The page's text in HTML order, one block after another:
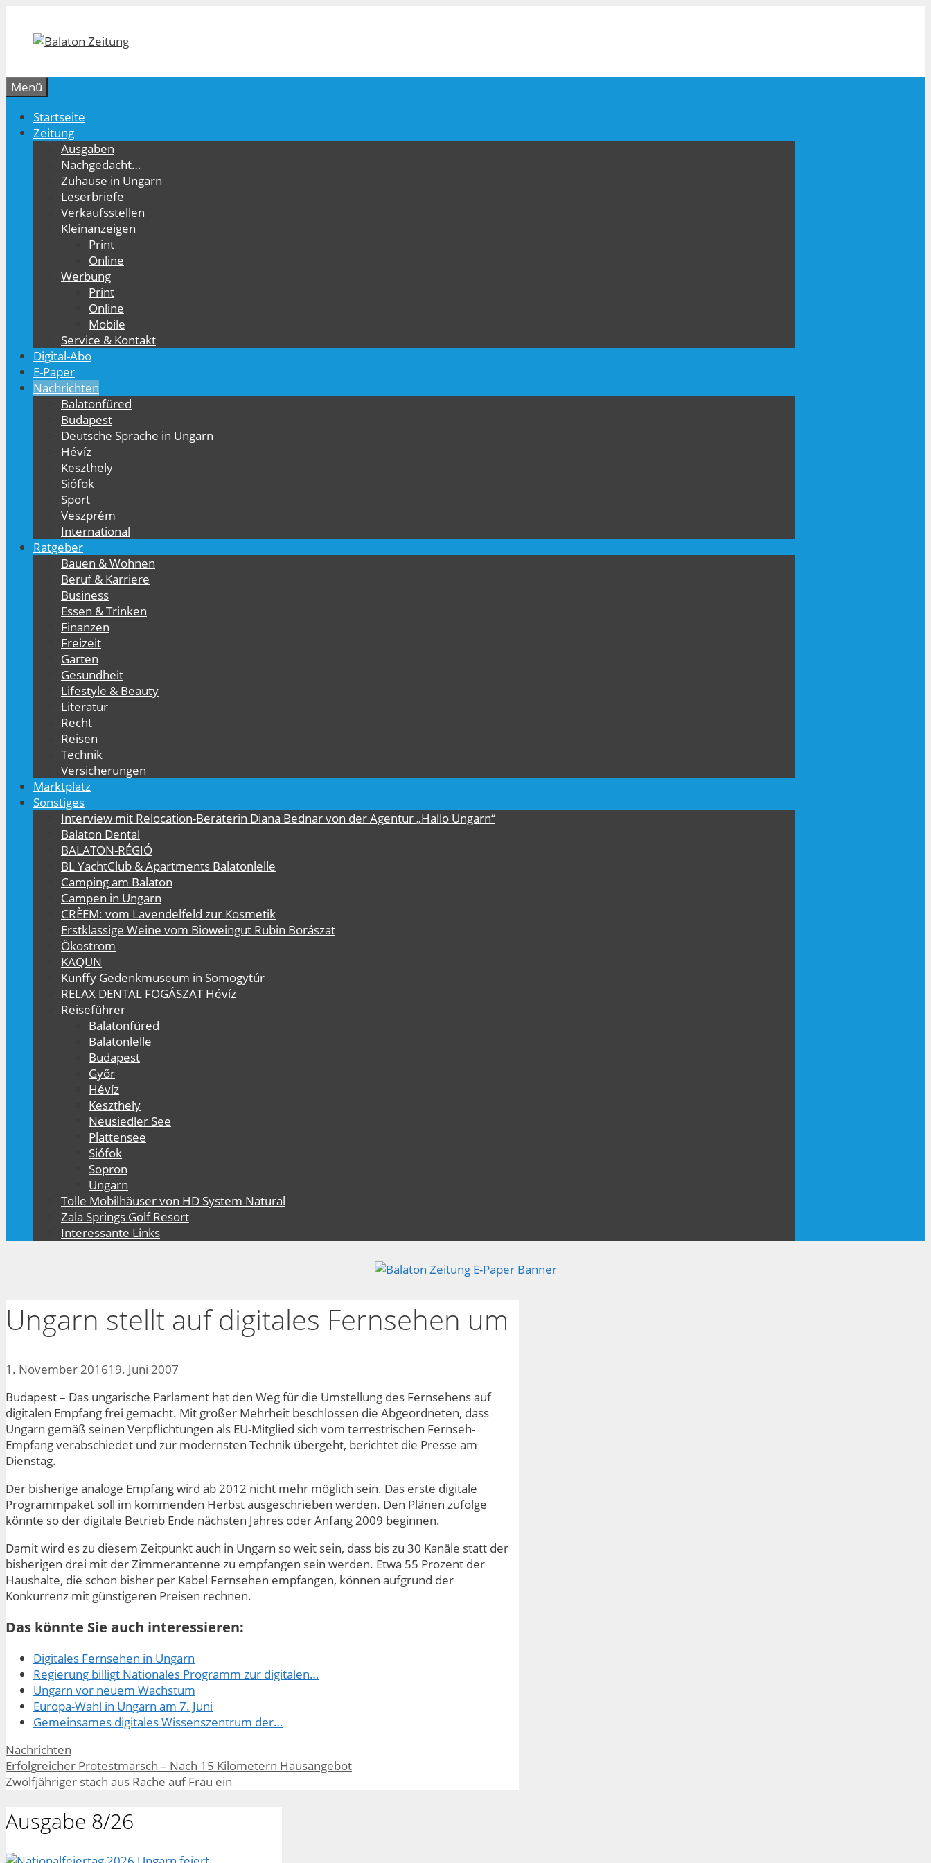
springen
Menü
Startseite
Zeitung
Ausgaben
Nachgedacht…
Zuhause in Ungarn
Leserbriefe
Verkaufsstellen
Kleinanzeigen
Print
Online
Werbung
Print
Online
Mobile
Service & Kontakt
Digital-Abo
E-Paper
Nachrichten
Balatonfüred
Budapest
Deutsche Sprache in Ungarn
Hévíz
Keszthely
Siófok
Sport
Veszprém
International
Ratgeber
Bauen & Wohnen
Beruf & Karriere
Business
Essen & Trinken
Finanzen
Freizeit
Garten
Gesundheit
Lifestyle & Beauty
Literatur
Recht
Reisen
Technik
Versicherungen
Marktplatz
Sonstiges
Interview mit Relocation-Beraterin Diana Bednar von der Agentur „Hallo Ungarn“
Balaton Dental
BALATON-RÉGIÓ
BL YachtClub & Apartments Balatonlelle
Camping am Balaton
Campen in Ungarn
CRÈEM: vom Lavendelfeld zur Kosmetik
Erstklassige Weine vom Bioweingut Rubin Borászat
Ökostrom
KAQUN
Kunffy Gedenkmuseum in Somogytúr
RELAX DENTAL FOGÁSZAT Hévíz
Reiseführer
Balatonfüred
Balatonlelle
Budapest
Győr
Hévíz
Keszthely
Neusiedler See
Plattensee
Siófok
Sopron
Ungarn
Tolle Mobilhäuser von HD System Natural
Zala Springs Golf Resort
Interessante Links
Ungarn stellt auf digitales Fernsehen um
1. November 201619. Juni 2007
Budapest – Das ungarische Parlament hat den Weg für die Umstellung des Fernsehens auf
digitalen Empfang frei gemacht. Mit großer Mehrheit beschlossen die Abgeordneten, dass
Ungarn gemäß seinen Verpflichtungen als EU-Mitglied sich vom terrestrischen Fernseh-
Empfang verabschiedet und zur modernsten Technik übergeht, berichtet die Presse am
Dienstag.
Der bisherige analoge Empfang wird ab 2012 nicht mehr möglich sein. Das erste digitale
Programmpaket soll im kommenden Herbst ausgeschrieben werden. Den Plänen zufolge
könnte so der digitale Betrieb Ende nächsten Jahres oder Anfang 2009 beginnen.
Damit wird es zu diesem Zeitpunkt auch in Ungarn so weit sein, dass bis zu 30 Kanäle statt der
bisherigen drei mit der Zimmerantenne zu empfangen sein werden. Etwa 55 Prozent der
Haushalte, die schon bisher per Kabel Fernsehen empfangen, können aufgrund der
Konkurrenz mit günstigeren Preisen rechnen.
Das könnte Sie auch interessieren:
Digitales Fernsehen in Ungarn
Regierung billigt Nationales Programm zur digitalen…
Ungarn vor neuem Wachstum
Europa-Wahl in Ungarn am 7. Juni
Gemeinsames digitales Wissenszentrum der…
Kategorien
Nachrichten
Erfolgreicher Protestmarsch – Nach 15 Kilometern Hausangebot
Zwölfjähriger stach aus Rache auf Frau ein
Ausgabe 8/26